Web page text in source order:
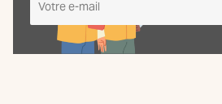
m'inscris
à